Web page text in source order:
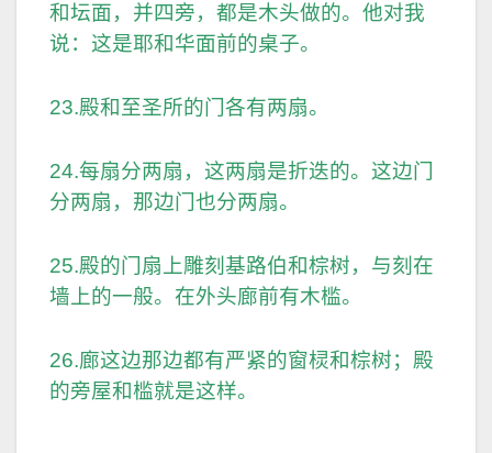
和坛面，并四旁，都是木头做的。他对我
说：这是耶和华面前的桌子。
23.殿和至圣所的门各有两扇。
24.每扇分两扇，这两扇是折迭的。这边门
分两扇，那边门也分两扇。
25.殿的门扇上雕刻基路伯和棕树，与刻在
墙上的一般。在外头廊前有木槛。
26.廊这边那边都有严紧的窗棂和棕树；殿
的旁屋和槛就是这样。